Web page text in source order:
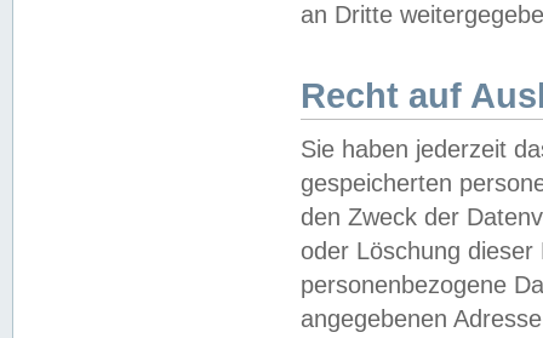
an Dritte
Recht auf
Sie haben jederzeit
gespeicherten
den Zweck der
oder Löschung
personenbezogene
angegebenen